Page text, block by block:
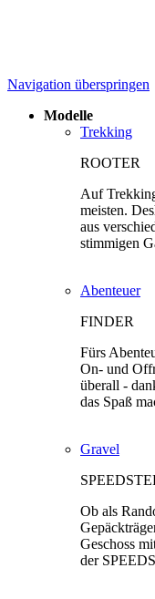
Navigation überspringen
Modelle
Trekking
ROOTER
Auf
meisten.
aus
stimmigen
Abenteuer
FINDER
Fürs
On- und
überall -
das Spaß
Gravel
Ob als
Geschoss
der